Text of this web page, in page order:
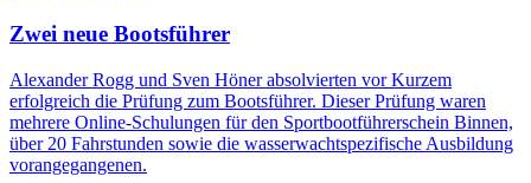
Zwei neue Bootsführer
Alexander Rogg und Sven Höner absolvierten vor Kurzem
erfolgreich die Prüfung zum Bootsführer. Dieser Prüfung waren
mehrere Online-Schulungen für den Sportbootführerschein Binnen,
über 20 Fahrstunden sowie die wasserwachtspezifische Ausbildung
vorangegangenen.